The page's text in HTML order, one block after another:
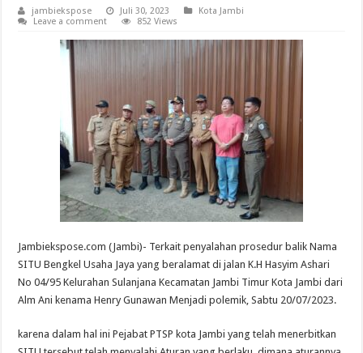
jambiekspose Juli 30, 2023
Kota Jambi
Leave a comment
852 Views
Jambiekspose.com (Jambi)- Terkait penyalahan prosedur balik Nama
SITU Bengkel Usaha Jaya yang beralamat di jalan K.H Hasyim Ashari
No 04/95 Kelurahan Sulanjana Kecamatan Jambi Timur Kota Jambi dari
Alm Ani kenama Henry Gunawan Menjadi polemik, Sabtu 20/07/2023.
karena dalam hal ini Pejabat PTSP kota Jambi yang telah menerbitkan